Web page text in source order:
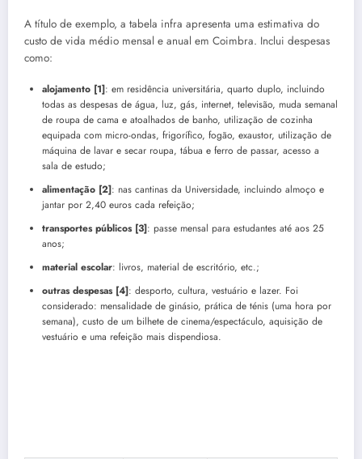
A título de exemplo, a tabela infra apresenta uma estimativa do
custo de vida médio mensal e anual em Coimbra. Inclui despesas
como:
alojamento [1]: em residência universitária, quarto duplo, incluindo
todas as despesas de água, luz, gás, internet, televisão, muda semanal
de roupa de cama e atoalhados de banho, utilização de cozinha
equipada com micro-ondas, frigorífico, fogão, exaustor, utilização de
máquina de lavar e secar roupa, tábua e ferro de passar, acesso a
sala de estudo;
alimentação [2]: nas cantinas da Universidade, incluindo almoço e
jantar por 2,40 euros cada refeição;
transportes públicos [3]: passe mensal para estudantes até aos 25
anos;
material escolar: livros, material de escritório, etc.;
outras despesas [4]: desporto, cultura, vestuário e lazer. Foi
considerado: mensalidade de ginásio, prática de ténis (uma hora por
semana), custo de um bilhete de cinema/espectáculo, aquisição de
vestuário e uma refeição mais dispendiosa.